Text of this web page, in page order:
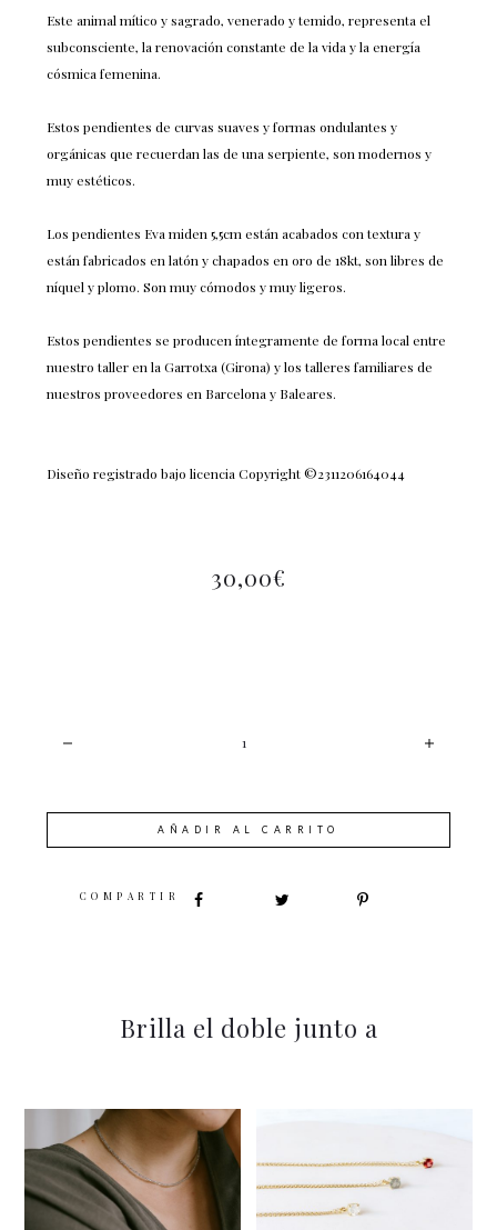
Este animal mítico y sagrado, venerado y temido, representa el
subconsciente, la renovación constante de la vida y la energía
cósmica femenina.
Estos pendientes de curvas suaves y formas ondulantes y
orgánicas que recuerdan las de una serpiente, son modernos y
muy estéticos.
Los pendientes Eva miden 5,5cm están acabados con textura y
están fabricados en latón y chapados en oro de 18kt, son libres de
níquel y plomo. Son muy cómodos y muy ligeros.
Estos pendientes se producen íntegramente de forma local entre
nuestro taller en la Garrotxa (Girona) y los talleres familiares de
nuestros proveedores en Barcelona y Baleares.
Diseño registrado bajo licencia Copyright ©2311206164044
30,00€
AÑADIR AL CARRITO
SHARE
Brilla el doble junto a